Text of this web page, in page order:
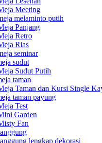
Meeting
melaminto putih
Panjang
Retro
Rias
seminar
sudut
Sudut Putih
taman
Taman dan Kursi Single
taman payung
Test
Garden
Fan
lengkap dekorasi